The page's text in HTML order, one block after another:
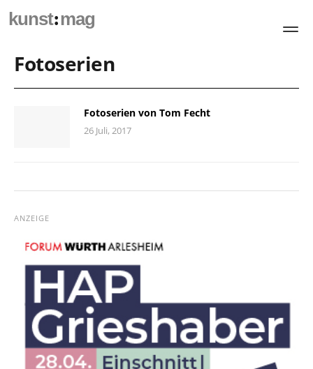
kunst:mag
Fotoserien
Fotoserien von Tom Fecht
26 Juli, 2017
ANZEIGE